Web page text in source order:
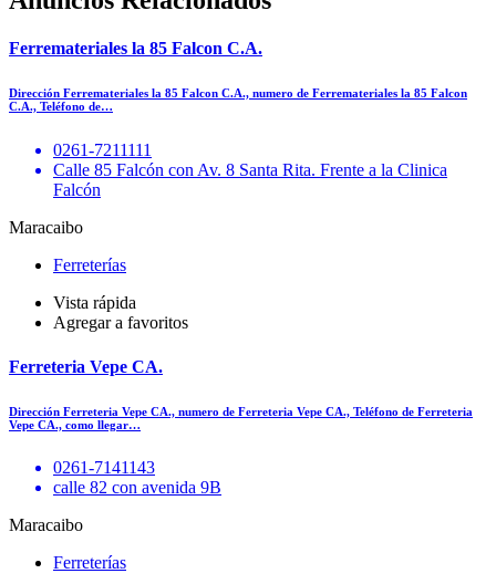
Ferremateriales la 85 Falcon C.A.
Dirección Ferremateriales la 85 Falcon C.A., numero de Ferremateriales la 85 Falcon
C.A., Teléfono de…
0261-7211111
Calle 85 Falcón con Av. 8 Santa Rita. Frente a la Clinica
Falcón
Maracaibo
Ferreterías
Vista rápida
Agregar a favoritos
Ferreteria Vepe CA.
Dirección Ferreteria Vepe CA., numero de Ferreteria Vepe CA., Teléfono de Ferreteria
Vepe CA., como llegar…
0261-7141143
calle 82 con avenida 9B
Maracaibo
Ferreterías